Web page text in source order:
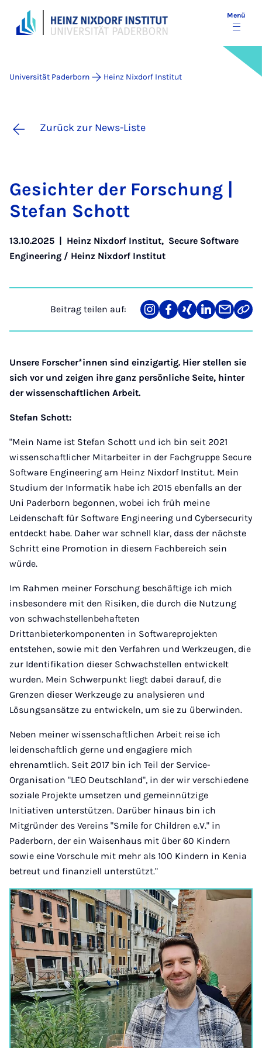
Menü
Universität Paderborn Heinz Nixdorf Institut
Zurück zur News-Liste
Ge­sich­ter der For­schung |
Ste­fan Schott
13.10.2025 | Heinz Nixdorf Institut, Secure Software
Engineering / Heinz Nixdorf Institut
Beitrag teilen auf:
Teilen
auf
Teilen
auf
Teilen
auf
Teilen
auf
Teilen
über
Mail
Link
Unsere Forscher*innen sind einzigartig. Hier stellen sie
sich vor und zeigen ihre ganz persönliche Seite, hinter
der wissenschaftlichen Arbeit.
Stefan Schott:
"Mein Name ist Stefan Schott und ich bin seit 2021
wissenschaftlicher Mitarbeiter in der Fachgruppe Secure
Software Engineering am Heinz Nixdorf Institut. Mein
Studium der Informatik habe ich 2015 ebenfalls an der
Uni Paderborn begonnen, wobei ich früh meine
Leidenschaft für Software Engineering und Cybersecurity
entdeckt habe. Daher war schnell klar, dass der nächste
Schritt eine Promotion in diesem Fachbereich sein
würde.
Im Rahmen meiner Forschung beschäftige ich mich
insbesondere mit den Risiken, die durch die Nutzung
von schwachstellenbehafteten
Drittanbieterkomponenten in Softwareprojekten
entstehen, sowie mit den Verfahren und Werkzeugen, die
zur Identifikation dieser Schwachstellen entwickelt
wurden. Mein Schwerpunkt liegt dabei darauf, die
Grenzen dieser Werkzeuge zu analysieren und
Lösungsansätze zu entwickeln, um sie zu überwinden.
Neben meiner wissenschaftlichen Arbeit reise ich
leidenschaftlich gerne und engagiere mich
ehrenamtlich. Seit 2017 bin ich Teil der Service-
Organisation "LEO Deutschland", in der wir verschiedene
soziale Projekte umsetzen und gemeinnützige
Initiativen unterstützen. Darüber hinaus bin ich
Mitgründer des Vereins "Smile for Children e.V." in
Paderborn, der ein Waisenhaus mit über 60 Kindern
sowie eine Vorschule mit mehr als 100 Kindern in Kenia
betreut und finanziell unterstützt."